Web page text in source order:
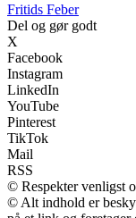
Fritids Feber
Del og gør godt
X
Facebook
Instagram
LinkedIn
YouTube
Pinterest
TikTok
Mail
RSS
© Respekter venligst
© Alt indhold er